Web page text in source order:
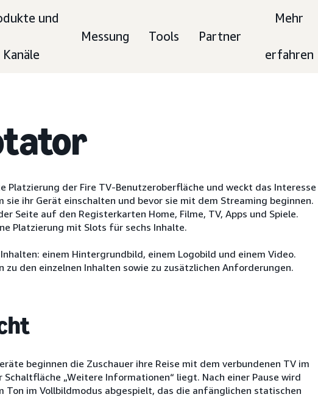
und
Kanäle
Messung Tools Partner
Mehr
erfahren
Platzierung der Fire TV-Benutzeroberfläche und weckt das Interesse
sie ihr Gerät einschalten und bevor sie mit dem Streaming beginnen.
Seite auf den Registerkarten Home, Filme, TV, Apps und Spiele.
Platzierung mit Slots für sechs Inhalte.
einem Hintergrundbild, einem Logobild und einem Video.
den einzelnen Inhalten sowie zu zusätzlichen Anforderungen.
beginnen die Zuschauer ihre Reise mit dem verbundenen TV im
„Weitere Informationen“ liegt. Nach einer Pause wird
im Vollbildmodus abgespielt, das die anfänglichen statischen